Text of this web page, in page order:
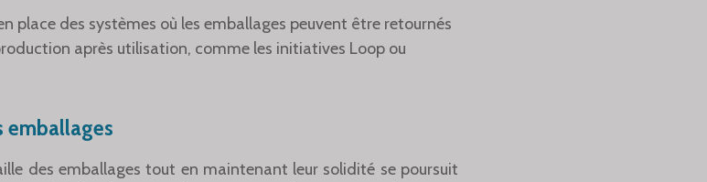
place des systèmes où les emballages peuvent être retournés
après utilisation, comme les initiatives Loop ou
emballages
des emballages tout en maintenant leur solidité se poursuit